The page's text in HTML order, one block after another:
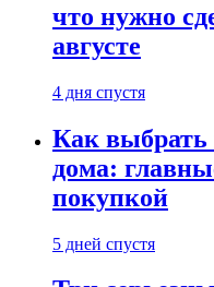
что нужно
августе
4 дня спустя
Как
дома:
покупкой
5 дней спустя